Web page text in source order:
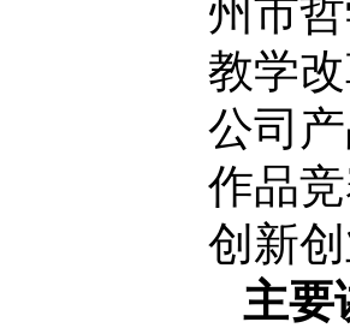
州市
教学
公司
作品
创新
主要